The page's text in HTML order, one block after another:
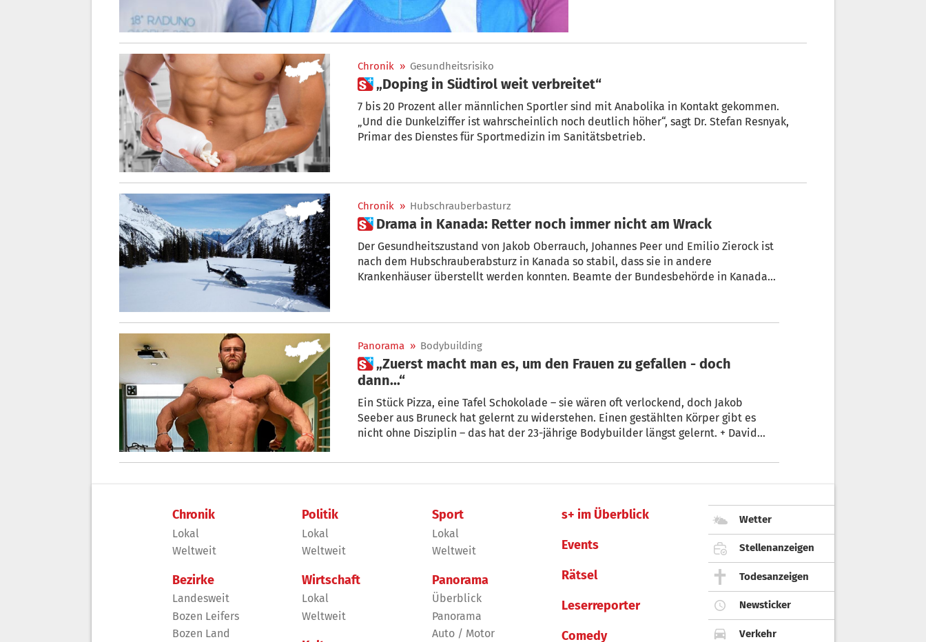
Chronik » Gesundheitsrisiko
 „Doping in Südtirol weit verbreitet“
7 bis 20 Prozent aller männlichen Sportler sind mit Anabolika in Kontakt gekommen.
„Und die Dunkelziffer ist wahrscheinlich noch deutlich höher“, sagt Dr. Stefan Resnyak,
Primar des Dienstes für Sportmedizin im Sanitätsbetrieb.
Chronik » Hubschrauberbasturz
 Drama in Kanada: Retter noch immer nicht am Wrack
Der Gesundheitszustand von Jakob Oberrauch, Johannes Peer und Emilio Zierock ist
nach dem Hubschrauberabsturz in Kanada so stabil, dass sie in andere
Krankenhäuser überstellt werden konnten. Beamte der Bundesbehörde in Kanada
konnte.
Panorama » Bodybuilding
 „Zuerst macht man es, um den Frauen zu gefallen - doch
dann...“
Ein Stück Pizza, eine Tafel Schokolade – sie wären oft verlockend, doch Jakob
Seeber aus Bruneck hat gelernt zu widerstehen. Einen gestählten Körper gibt es
nicht ohne Disziplin – das hat der 23-jährige Bodybuilder längst gelernt. + David
Chronik
Lokal
Weltweit
Bezirke
Landesweit
Bozen Leifers
Bozen Land
Politik
Lokal
Weltweit
Wirtschaft
Lokal
Weltweit
Sport
Lokal
Weltweit
Panorama
Überblick
Panorama
Auto / Motor
s+ im Überblick
Events
Rätsel
Leserreporter
Comedy
Wetter
Stellenanzeigen
Todesanzeigen
Newsticker
Verkehr